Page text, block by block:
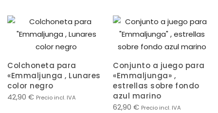
Colchoneta para
«Emmaljunga , Lunares
color negro
42,90 € Precio incl. IVA
Conjunto a juego para
«Emmaljunga» ,
estrellas sobre fondo
azul marino
62,90 € Precio incl. IVA